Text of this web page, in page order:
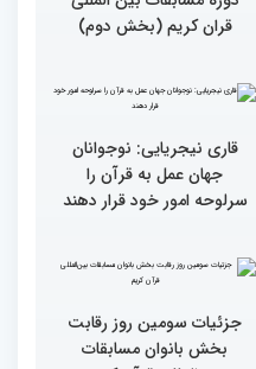
گزارش تصویری حضور
پررنگ کودکان و نوجوانان در
المللی قرآن کریم(بخش
دوم)
گزارش تصویری حضور
دوره مسابقات بین المللی
قران کریم (بخش دوم)